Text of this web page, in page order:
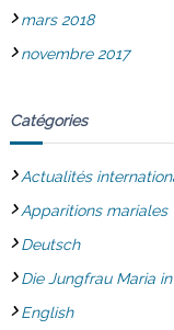
mars 2018
novembre 2017
Catégories
Actualités
Apparitions mariales
Deutsch
Die Jungfrau Maria
English